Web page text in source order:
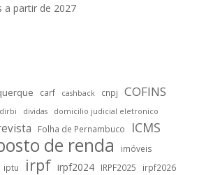
a partir de 2027
carf cashback cnpj
COFINS
dirbi dividas domicilio judicial eletronico
Folha de Pernambuco ICMS
de renda imóveis
iptu irpf irpf2024 IRPF2025 irpf2026